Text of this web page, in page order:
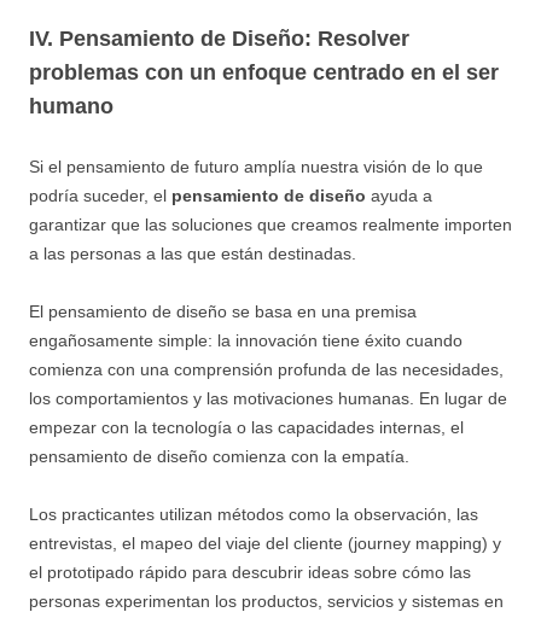
IV. Pensamiento de Diseño: Resolver
problemas con un enfoque centrado en el ser
humano
Si el pensamiento de futuro amplía nuestra visión de lo que
podría suceder, el pensamiento de diseño ayuda a
garantizar que las soluciones que creamos realmente importen
a las personas a las que están destinadas.
El pensamiento de diseño se basa en una premisa
engañosamente simple: la innovación tiene éxito cuando
comienza con una comprensión profunda de las necesidades,
los comportamientos y las motivaciones humanas. En lugar de
empezar con la tecnología o las capacidades internas, el
pensamiento de diseño comienza con la empatía.
Los practicantes utilizan métodos como la observación, las
entrevistas, el mapeo del viaje del cliente (journey mapping) y
el prototipado rápido para descubrir ideas sobre cómo las
personas experimentan los productos, servicios y sistemas en